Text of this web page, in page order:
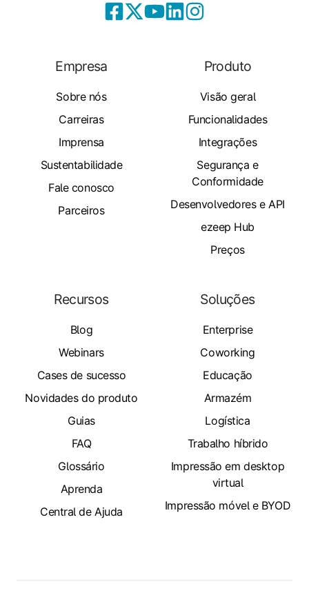
Empresa
Sobre nós
Carreiras
Imprensa
Sustentabilidade
Fale conosco
Parceiros
Produto
Visão geral
Funcionalidades
Integrações
Segurança e
Conformidade
Desenvolvedores e API
ezeep Hub
Preços
Recursos
Blog
Webinars
Cases de sucesso
Novidades do produto
Guias
FAQ
Glossário
Aprenda
Central de Ajuda
Soluções
Enterprise
Coworking
Educação
Armazém
Logística
Trabalho híbrido
Impressão em desktop
virtual
Impressão móvel e BYOD